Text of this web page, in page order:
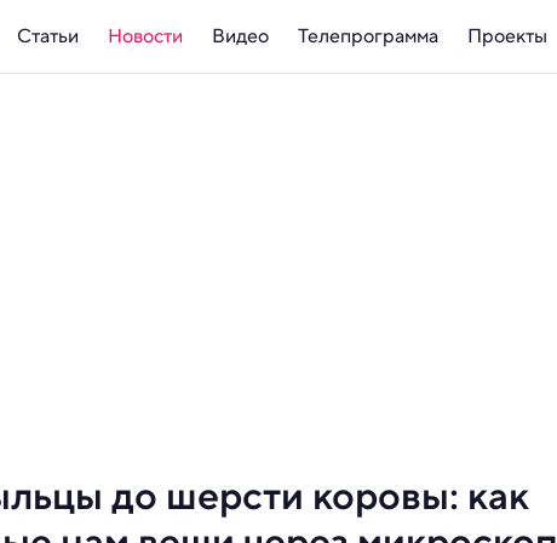
Статьи Новости Видео Телепрограмма Проекты
до шерсти коровы: как